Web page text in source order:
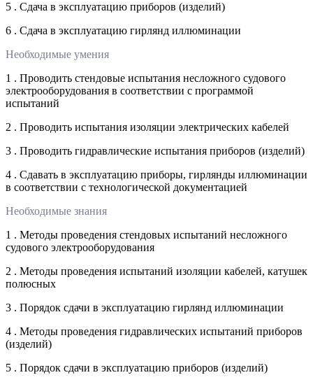
5 . Сдача в эксплуатацию приборов (изделий)
6 . Сдача в эксплуатацию гирлянд иллюминации
Необходимые умения
1 . Проводить стендовые испытания несложного судового
электрооборудования в соответствии с программой
испытаний
2 . Проводить испытания изоляции электрических кабелей
3 . Проводить гидравлические испытания приборов (изделий)
4 . Сдавать в эксплуатацию приборы, гирлянды иллюминации
в соответствии с технологической документацией
Необходимые знания
1 . Методы проведения стендовых испытаний несложного
судового электрооборудования
2 . Методы проведения испытаний изоляции кабелей, катушек
полюсных
3 . Порядок сдачи в эксплуатацию гирлянд иллюминации
4 . Методы проведения гидравлических испытаний приборов
(изделий)
5 . Порядок сдачи в эксплуатацию приборов (изделий)